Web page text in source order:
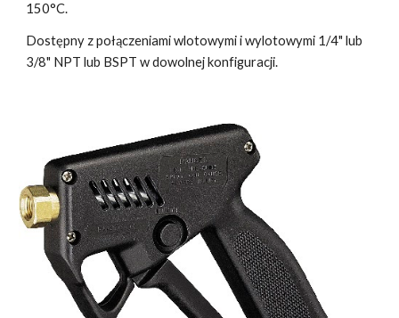
150°C.
Dostępny z połączeniami wlotowymi i wylotowymi 1/4" lub
3/8" NPT lub BSPT w dowolnej konfiguracji.